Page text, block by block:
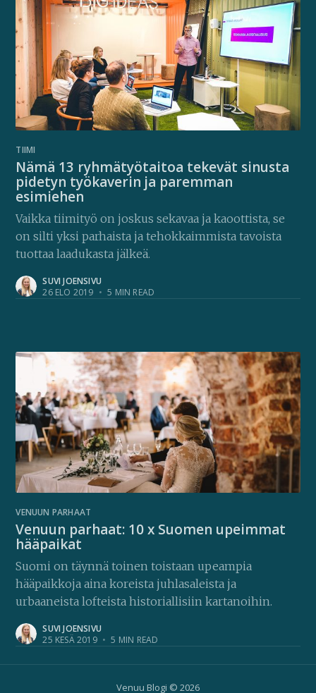
TIIMI
Nämä 13 ryhmätyötaitoa tekevät sinusta
pidetyn työkaverin ja paremman
esimiehen
Vaikka tiimityö on joskus sekavaa ja kaoottista, se
on silti yksi parhaista ja tehokkaimmista tavoista
tuottaa laadukasta jälkeä.
SUVI JOENSIVU
26 ELO 2019 • 5 MIN READ
VENUUN PARHAAT
Venuun parhaat: 10 x Suomen upeimmat
hääpaikat
Suomi on täynnä toinen toistaan upeampia
hääpaikkoja aina koreista juhlasaleista ja
urbaaneista lofteista historiallisiin kartanoihin.
SUVI JOENSIVU
25 KESÄ 2019 • 5 MIN READ
Venuu Blogi © 2026